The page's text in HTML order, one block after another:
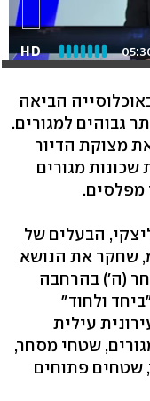
HD
הביאה
גבוהים למגורים.
מצוקת הדיור
מגורים
מפלסים.
הבעלים של
שחקר את הנושא
(ה') בהרחבה
ולחוד"
עילית
שטחי מסחר,
שטחים פתוחים